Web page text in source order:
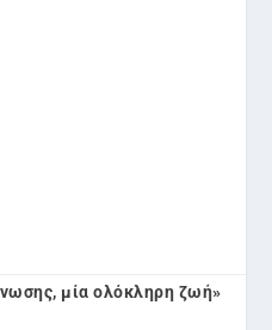
μία ολόκληρη ζωή»